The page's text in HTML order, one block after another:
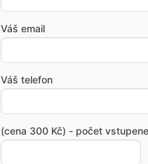
Váš email
Váš telefon
(cena 300 Kč) - počet